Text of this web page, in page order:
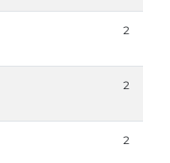
2
2
2